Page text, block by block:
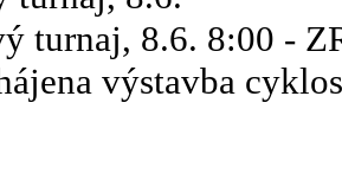
turnaj, 8.6. 8:00 -
výstavba